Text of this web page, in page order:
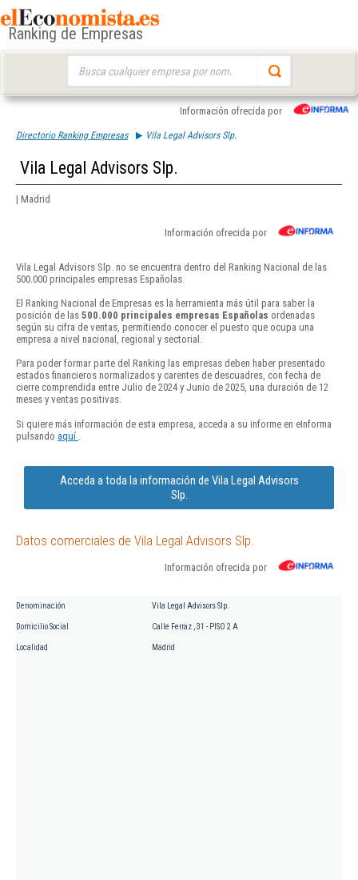
Ranking de Empresas
Información ofrecida por
Directorio Ranking Empresas Vila Legal Advisors Slp.
Vila Legal Advisors Slp.
| Madrid
Información ofrecida por
Vila Legal Advisors Slp. no se encuentra dentro del Ranking Nacional de las
500.000 principales empresas Españolas.
El Ranking Nacional de Empresas es la herramienta más útil para saber la
posición de las 500.000 principales empresas Españolas ordenadas
según su cifra de ventas, permitiendo conocer el puesto que ocupa una
empresa a nivel nacional, regional y sectorial.
Para poder formar parte del Ranking las empresas deben haber presentado
estados financieros normalizados y carentes de descuadres, con fecha de
cierre comprendida entre Julio de 2024 y Junio de 2025, una duración de 12
meses y ventas positivas.
Si quiere más información de esta empresa, acceda a su informe en eInforma
pulsando aquí
Acceda a toda la información de Vila Legal Advisors
Slp.
Datos comerciales de Vila Legal Advisors Slp.
Información ofrecida por
Denominación Vila Legal Advisors Slp.
Domicilio Social Calle Ferraz , 31 - PISO 2 A
Localidad Madrid